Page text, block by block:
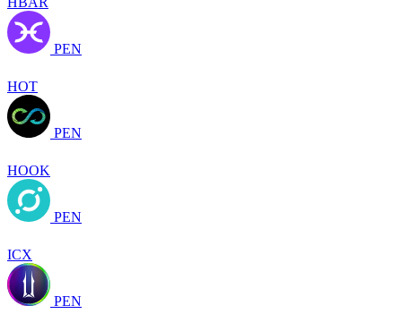
PEN
HOT
PEN
HOOK
PEN
ICX
PEN